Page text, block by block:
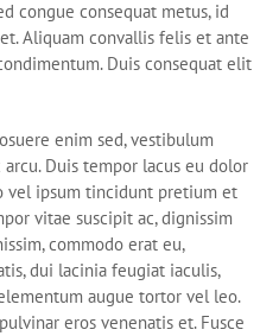
congue consequat metus, id
Aliquam convallis felis et ante
Duis consequat elit
enim sed, vestibulum
Duis tempor lacus eu dolor
vel ipsum tincidunt pretium et
vitae suscipit ac, dignissim
commodo erat eu,
dui lacinia feugiat iaculis,
augue tortor vel leo.
eros venenatis et. Fusce